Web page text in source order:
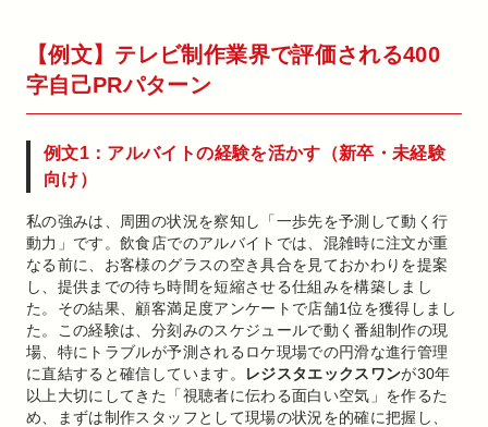
【例文】テレビ制作業界で評価される400
字自己PRパターン
例文1：アルバイトの経験を活かす（新卒・未経験
向け）
私の強みは、周囲の状況を察知し「一歩先を予測して動く行
動力」です。飲食店でのアルバイトでは、混雑時に注文が重
なる前に、お客様のグラスの空き具合を見ておかわりを提案
し、提供までの待ち時間を短縮させる仕組みを構築しまし
た。その結果、顧客満足度アンケートで店舗1位を獲得しまし
た。この経験は、分刻みのスケジュールで動く番組制作の現
場、特にトラブルが予測されるロケ現場での円滑な進行管理
に直結すると確信しています。
レジスタエックスワンが30年
以上大切にしてきた「視聴者に伝わる面白い空気」を作るた
め、まずは制作スタッフとして現場の状況を的確に把握し、